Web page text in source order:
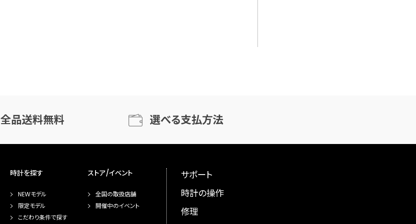
全品送料無料 選べる支払方法
時計を探す
NEWモデル
限定モデル
こだわり条件で探す
ストア/イベント
全国の取扱店舗
開催中のイベント
サポート
時計の操作
修理